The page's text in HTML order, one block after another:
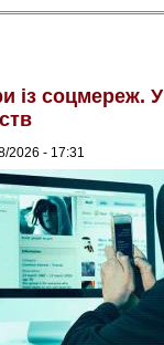
із соцмереж.
2026 - 17:31